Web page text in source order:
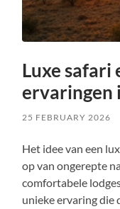
Luxe
ervaringen
25 FEBRUARY 2026
Het idee van een
op van ongerepte
comfortabele
unieke ervaring die